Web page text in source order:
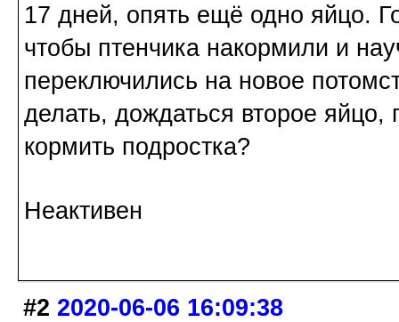
17 дней, опять ещё одно яйцо.
чтобы птенчика накормили и
переключились на новое
делать, дождаться второе
кормить подростка?
Неактивен
#2 2020-06-06 16:09:38